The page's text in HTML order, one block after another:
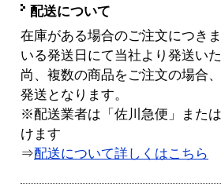
配送について
在庫がある場合のご注文につき
いる発送日にて当社より発送い
尚、複数の商品をご注文の場合
発送となります。
※配送業者は「佐川急便」また
けます
⇒配送について詳しくはこちら